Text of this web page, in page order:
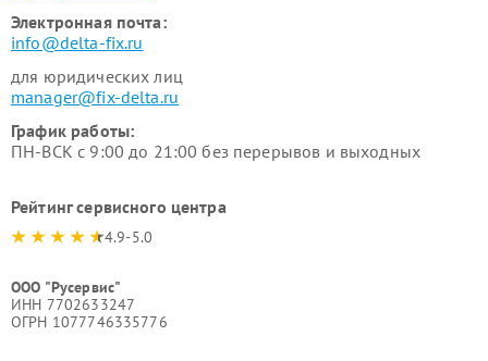
Электронная почта:
info@delta-fix.ru
для юридических лиц
manager@fix-delta.ru
График работы:
ПН-ВСК с 9:00 до 21:00 без перерывов и выходных
Рейтинг сервисного центра
4.9-5.0
ООО "Русервис"
ИНН 7702633247
ОГРН 1077746335776